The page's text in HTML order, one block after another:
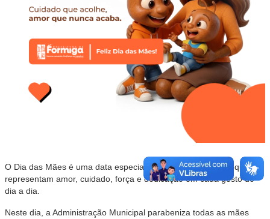
O Dia das Mães é uma data especial para celebrar aquelas que
representam amor, cuidado, força e dedicação em cada gesto do
dia a dia.
Neste dia, a Administração Municipal parabeniza todas as mães